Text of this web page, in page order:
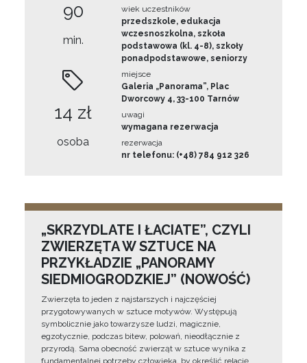
90
min.
14 zł
osoba
wiek uczestników
przedszkole, edukacja
wczesnoszkolna, szkoła
podstawowa (kl. 4-8), szkoły
ponadpodstawowe, seniorzy
miejsce
Galeria „Panorama”, Plac
Dworcowy 4, 33-100 Tarnów
uwagi
wymagana rezerwacja
rezerwacja
nr telefonu: (+48) 784 912 326
„SKRZYDLATE I ŁACIATE”, CZYLI
ZWIERZĘTA W SZTUCE NA
PRZYKŁADZIE „PANORAMY
SIEDMIOGRODZKIEJ” (NOWOŚĆ)
Zwierzęta to jeden z najstarszych i najczęściej
przygotowywanych w sztuce motywów. Występują
symbolicznie jako towarzysze ludzi, magicznie,
egzotycznie, podczas bitew, polowań, nieodłącznie z
przyrodą. Sama obecność zwierząt w sztuce wynika z
fundamentalnej potrzeby człowieka, by określić relację